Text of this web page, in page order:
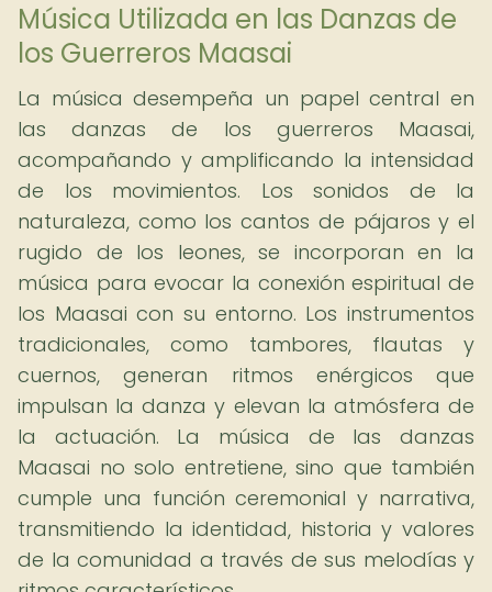
Música Utilizada en las Danzas de
los Guerreros Maasai
La música desempeña un papel central en
las danzas de los guerreros Maasai,
acompañando y amplificando la intensidad
de los movimientos. Los sonidos de la
naturaleza, como los cantos de pájaros y el
rugido de los leones, se incorporan en la
música para evocar la conexión espiritual de
los Maasai con su entorno. Los instrumentos
tradicionales, como tambores, flautas y
cuernos, generan ritmos enérgicos que
impulsan la danza y elevan la atmósfera de
la actuación. La música de las danzas
Maasai no solo entretiene, sino que también
cumple una función ceremonial y narrativa,
transmitiendo la identidad, historia y valores
de la comunidad a través de sus melodías y